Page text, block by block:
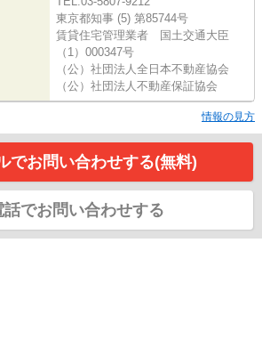
東京都知事 (5) 第85744号
賃貸住宅管理業者 国土交通大臣
（1）000347号
（公）社団法人全日本不動産協会
（公）社団法人不動産保証協会
情報の見方
でお問い合わせする(無料)
話でお問い合わせする